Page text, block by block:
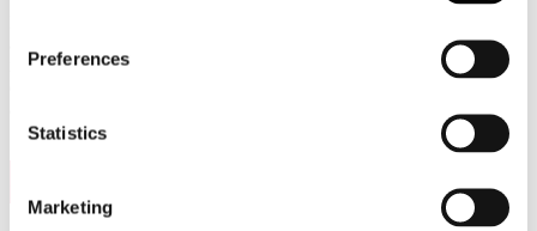
Preferences
Statistics
Marketing
alla terza edizione del Forum "L'Italia in Cantiere. Un clean
industrial deal made in Italy", la Conferenza Nazionale organizzata